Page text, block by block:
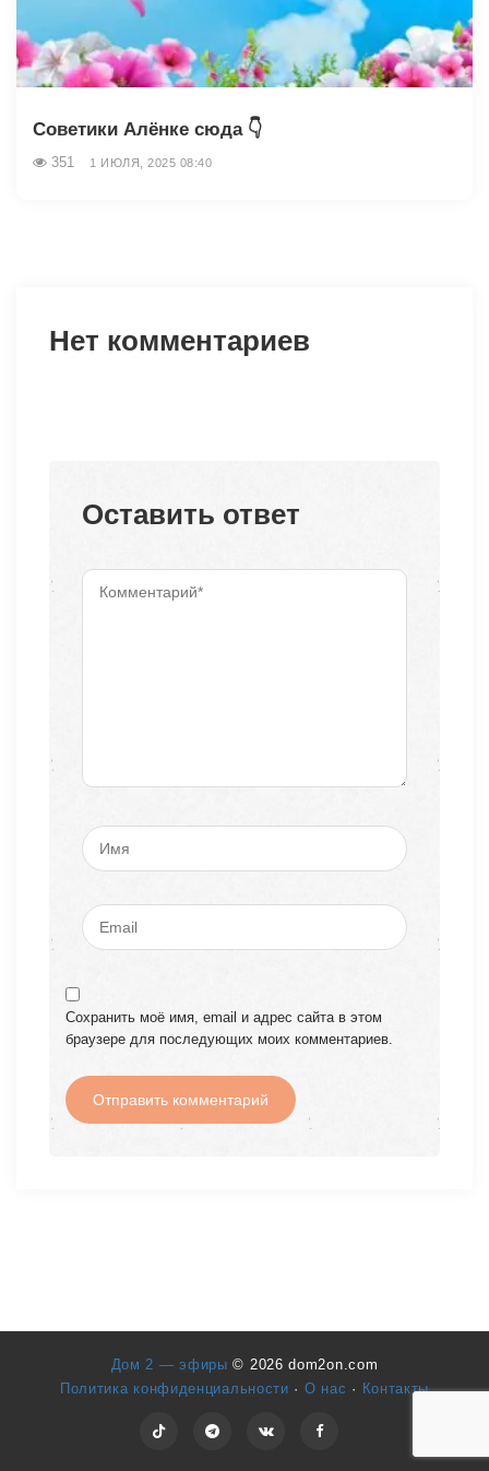
Советики Алёнке сюда 👇
351 1 ИЮЛЯ, 2025 08:40
Нет комментариев
Оставить ответ
Сохранить моё имя, email и адрес сайта в этом
браузере для последующих моих комментариев.
Дом 2 — эфиры© 2026 dom2on.com
Политика конфиденциальности · О нас · Контакты